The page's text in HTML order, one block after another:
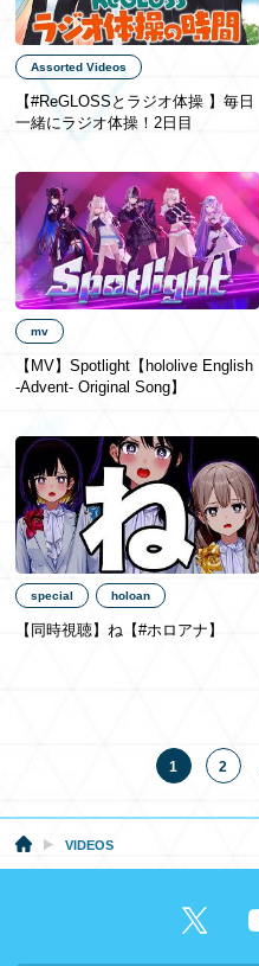
Assorted Videos
【#ReGLOSSとラジオ体操 】毎日
一緒にラジオ体操！2日目
mv
【MV】Spotlight【hololive English
-Advent- Original Song】
special holoan
【同時視聴】ね【#ホロアナ】
1 2
VIDEOS